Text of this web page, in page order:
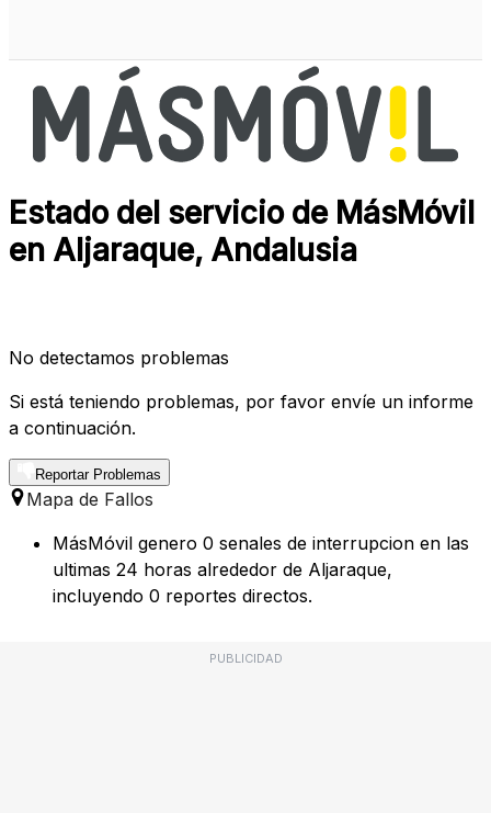
Estado del servicio de MásMóvil
en Aljaraque, Andalusia
No detectamos problemas
Si está teniendo problemas, por favor envíe un informe
a continuación.
Reportar Problemas
Mapa de Fallos
MásMóvil genero 0 senales de interrupcion en las
ultimas 24 horas alrededor de Aljaraque,
incluyendo 0 reportes directos.
PUBLICIDAD